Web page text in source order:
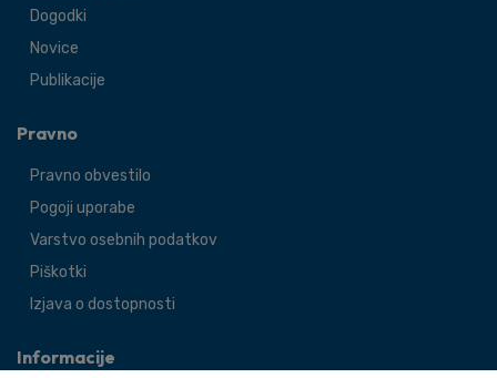
Dogodki
Novice
Publikacije
Pravno
Pravno obvestilo
Pogoji uporabe
Varstvo osebnih podatkov
Piškotki
Izjava o dostopnosti
Informacije